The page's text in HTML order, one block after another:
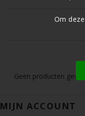
Om
Geen producten
MIJN ACCOUNT